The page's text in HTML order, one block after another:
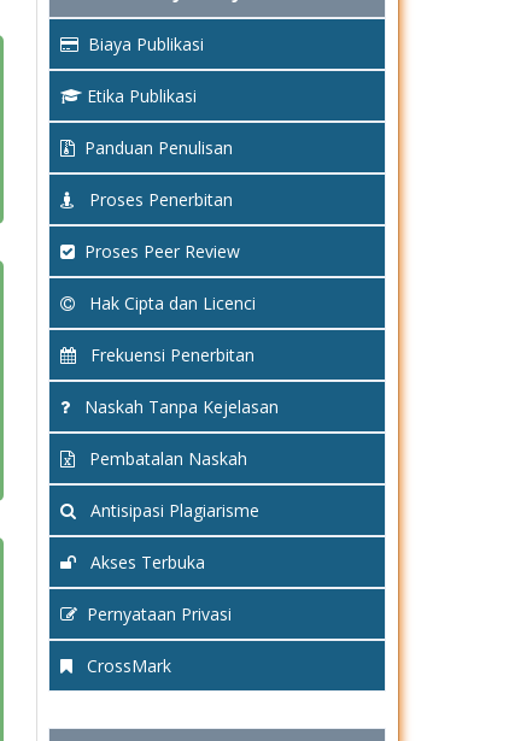
Biaya Publikasi
Etika Publikasi
Panduan Penulisan
Proses Penerbitan
Proses Peer Review
Hak Cipta dan Licenci
Frekuensi Penerbitan
Naskah Tanpa Kejelasan
Pembatalan Naskah
Antisipasi Plagiarisme
Akses Terbuka
Pernyataan Privasi
CrossMark